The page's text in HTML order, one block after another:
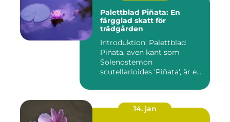
Palettblad Piñata: En
färgglad skatt för
trädgården
Introduktion: Palettblad
Piñata, även känt som
Solenostemon
scutellarioides 'Piñata', är en
14. jan